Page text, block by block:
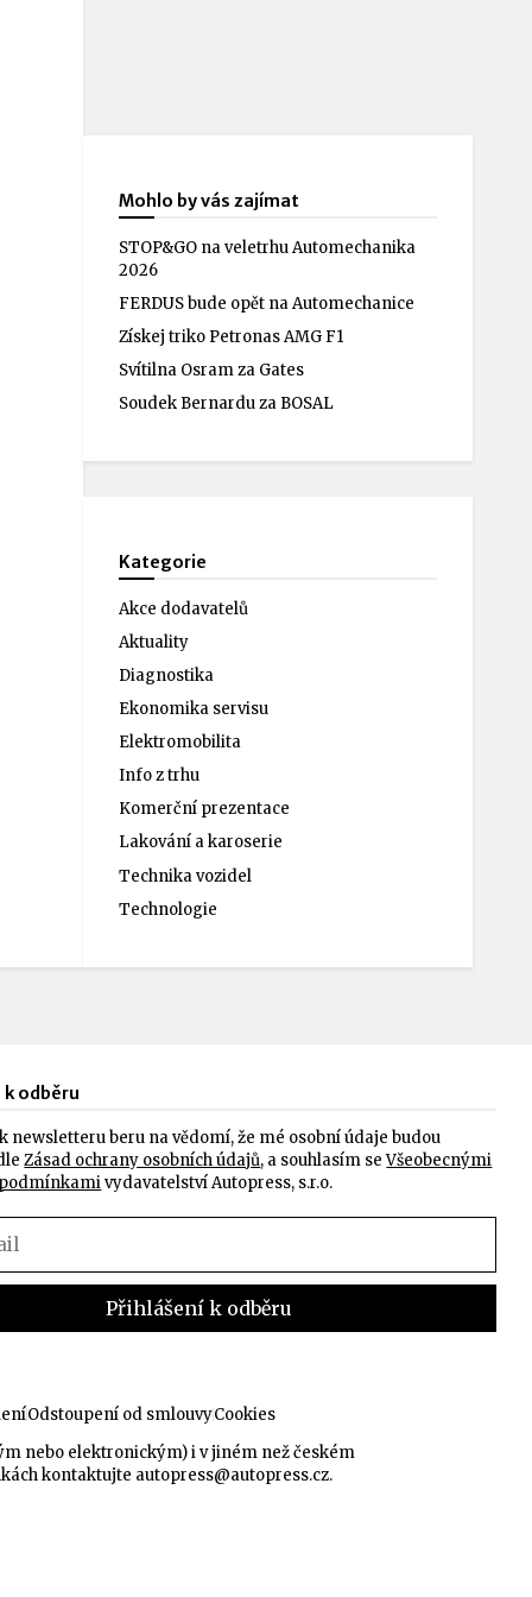
Mohlo by vás zajímat
STOP&GO na veletrhu Automechanika
2026
FERDUS bude opět na Automechanice
Získej triko Petronas AMG F1
Svítilna Osram za Gates
Soudek Bernardu za BOSAL
Kategorie
Akce dodavatelů
Aktuality
Diagnostika
Ekonomika servisu
Elektromobilita
Info z trhu
Komerční prezentace
Lakování a karoserie
Technika vozidel
Technologie
odběru
newsletteru beru na vědomí, že mé osobní údaje budou
Zásad ochrany osobních údajů, a souhlasím seVšeobecnými
vydavatelství Autopress, s.r.o.
Odstoupení od smlouvyCookies
nebo elektronickým) i v jiném než českém
kontaktujte autopress@autopress.cz.